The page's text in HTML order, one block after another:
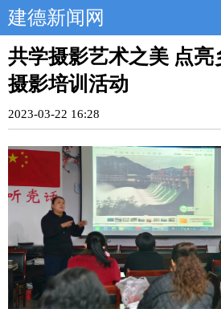
建德新闻网
共学摄影艺术之美 点亮
摄影培训活动
2023-03-22 16:28